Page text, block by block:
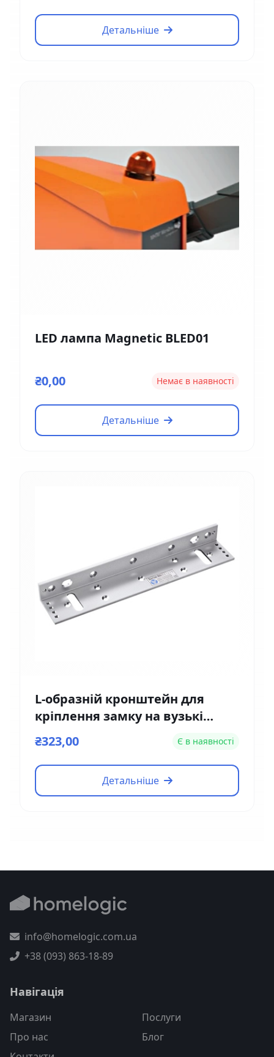
Детальніше
LED лампа Magnetic BLED01
₴0,00 Немає в наявності
Детальніше
L-образній кронштейн для
кріплення замку на вузькі
двері Yli Electronic MBK-180NL
₴323,00 Є в наявності
Детальніше
info@homelogic.com.ua
+38 (093) 863-18-89
Навігація
Магазин
Послуги
Про нас
Блог